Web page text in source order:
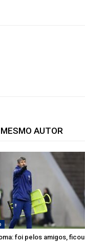
AUTOR
foi pelos amigos, ficou